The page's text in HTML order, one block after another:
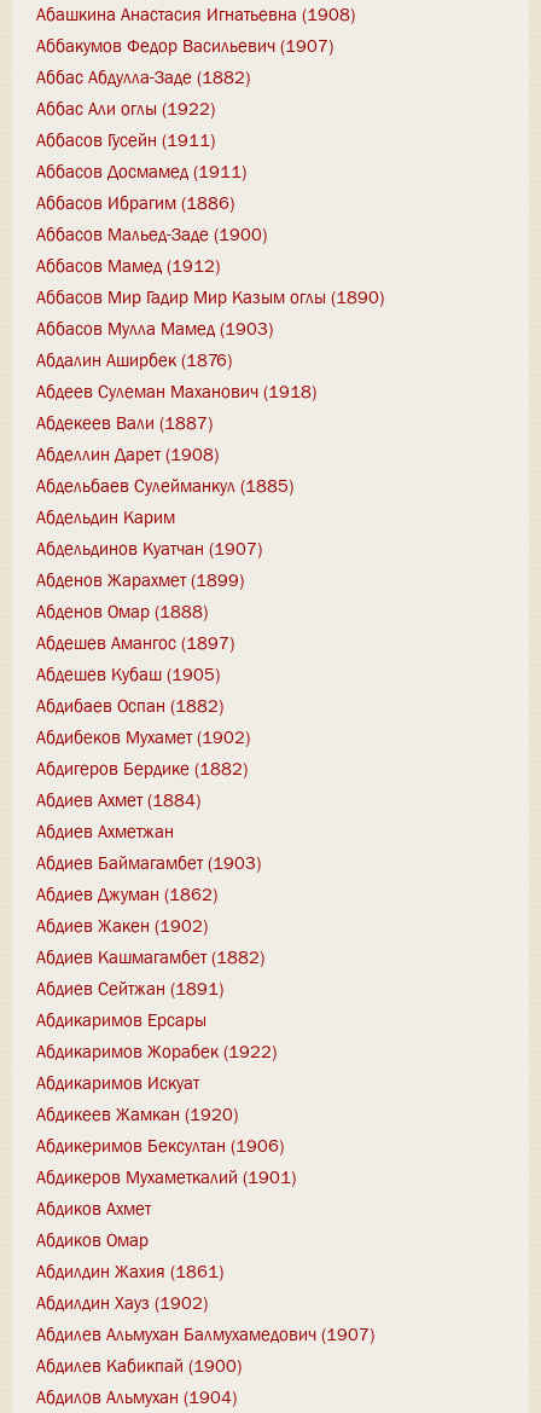
Абашкина Анастасия Игнатьевна (1908)
Аббакумов Федор Васильевич (1907)
Аббас Абдулла-Заде (1882)
Аббас Али оглы (1922)
Аббасов Гусейн (1911)
Аббасов Досмамед (1911)
Аббасов Ибрагим (1886)
Аббасов Мальед-Заде (1900)
Аббасов Мамед (1912)
Аббасов Мир Гадир Мир Казым оглы (1890)
Аббасов Мулла Мамед (1903)
Абдалин Аширбек (1876)
Абдеев Сулеман Маханович (1918)
Абдекеев Вали (1887)
Абделлин Дарет (1908)
Абдельбаев Сулейманкул (1885)
Абдельдин Карим
Абдельдинов Куатчан (1907)
Абденов Жарахмет (1899)
Абденов Омар (1888)
Абдешев Амангос (1897)
Абдешев Кубаш (1905)
Абдибаев Оспан (1882)
Абдибеков Мухамет (1902)
Абдигеров Бердике (1882)
Абдиев Ахмет (1884)
Абдиев Ахметжан
Абдиев Баймагамбет (1903)
Абдиев Джуман (1862)
Абдиев Жакен (1902)
Абдиев Кашмагамбет (1882)
Абдиев Сейтжан (1891)
Абдикаримов Ерсары
Абдикаримов Жорабек (1922)
Абдикаримов Искуат
Абдикеев Жамкан (1920)
Абдикеримов Бексултан (1906)
Абдикеров Мухаметкалий (1901)
Абдиков Ахмет
Абдиков Омар
Абдилдин Жахия (1861)
Абдилдин Хауз (1902)
Абдилев Альмухан Балмухамедович (1907)
Абдилев Кабикпай (1900)
Абдилов Альмухан (1904)